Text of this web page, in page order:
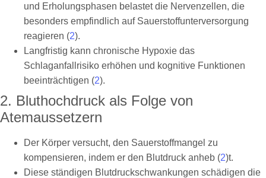
und Erholungsphasen belastet die Nervenzellen, die
besonders empfindlich auf Sauerstoffunterversorgung
reagieren (2).
Langfristig kann chronische Hypoxie das
Schlaganfallrisiko erhöhen und kognitive Funktionen
beeinträchtigen (2).
2. Bluthochdruck als Folge von
Atemaussetzern
Der Körper versucht, den Sauerstoffmangel zu
kompensieren, indem er den Blutdruck anheb (2)t.
Diese ständigen Blutdruckschwankungen schädigen die